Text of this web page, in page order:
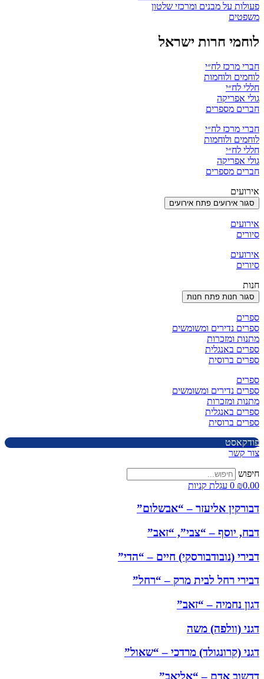
פעולות על מבנים ומרכזי שלטון
משפטים
לוחמי חרות ישראל
חברי מרכז לח״י
לוחמים ולוחמות
חללי לח״י
גולי אפריקה
חברים מספרים
חברי מרכז לח״י
לוחמים ולוחמות
חללי לח״י
גולי אפריקה
חברים מספרים
אירועים
סגור אירועים פתח אירועים
אירועים
סיורים
אירועים
סיורים
חנות
סגור חנות פתח חנות
ספרים
ספרים נדירים ומשומשים
מתנות ומזכרות
ספרים באנגלית
ספרים ברוסית
ספרים
ספרים נדירים ומשומשים
מתנות ומזכרות
ספרים באנגלית
ספרים ברוסית
פודקאסט
צור קשר
חיפוש
₪0.00
0 עגלת קניות
דבורקין אליעזר – “אבשלום”
דבח, יוסף – “צבי”, “זאב”
דבירי (נובודבורסקי) חיים – “הדי”
דבירי רחל לבית מרק – “רחל”
דגון נחמיה – “זאב”
דגני (וולפה) משה
דגני (קרונגולד) מרדכי – “שאול”
דדשוב אדם – “אליאב”